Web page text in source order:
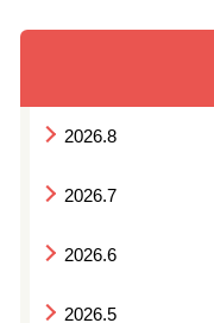
2026.8
2026.7
2026.6
2026.5